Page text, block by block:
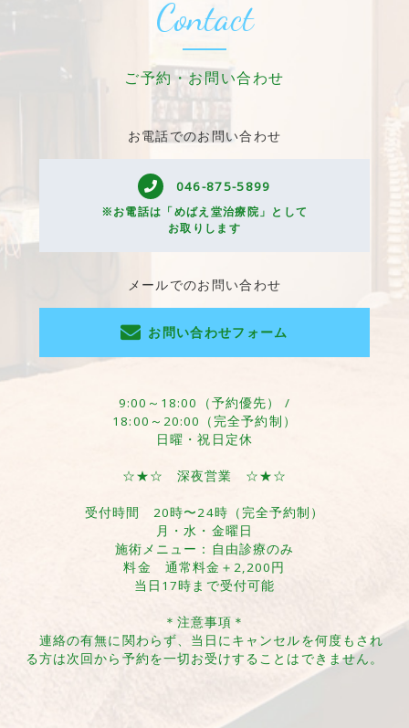
Contact
ご予約・お問い合わせ
お電話でのお問い合わせ
046-875-5899
※お電話は「めばえ堂治療院」として
お取りします
メールでのお問い合わせ
お問い合わせフォーム
9:00～18:00（予約優先） /
18:00～20:00（完全予約制）
日曜・祝日定休
☆★☆ 深夜営業 ☆★☆
受付時間 20時〜24時（完全予約制）
月・水・金曜日
施術メニュー：自由診療のみ
料金 通常料金＋2,200円
当日17時まで受付可能
＊注意事項＊
連絡の有無に関わらず、当日にキャンセルを何度もされ
る方は次回から予約を一切お受けすることはできません。